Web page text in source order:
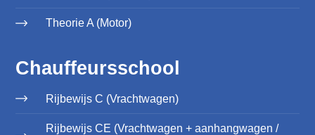
Theorie A (Motor)
Chauffeursschool
Rijbewijs C (Vrachtwagen)
Rijbewijs CE (Vrachtwagen + aanhangwagen /